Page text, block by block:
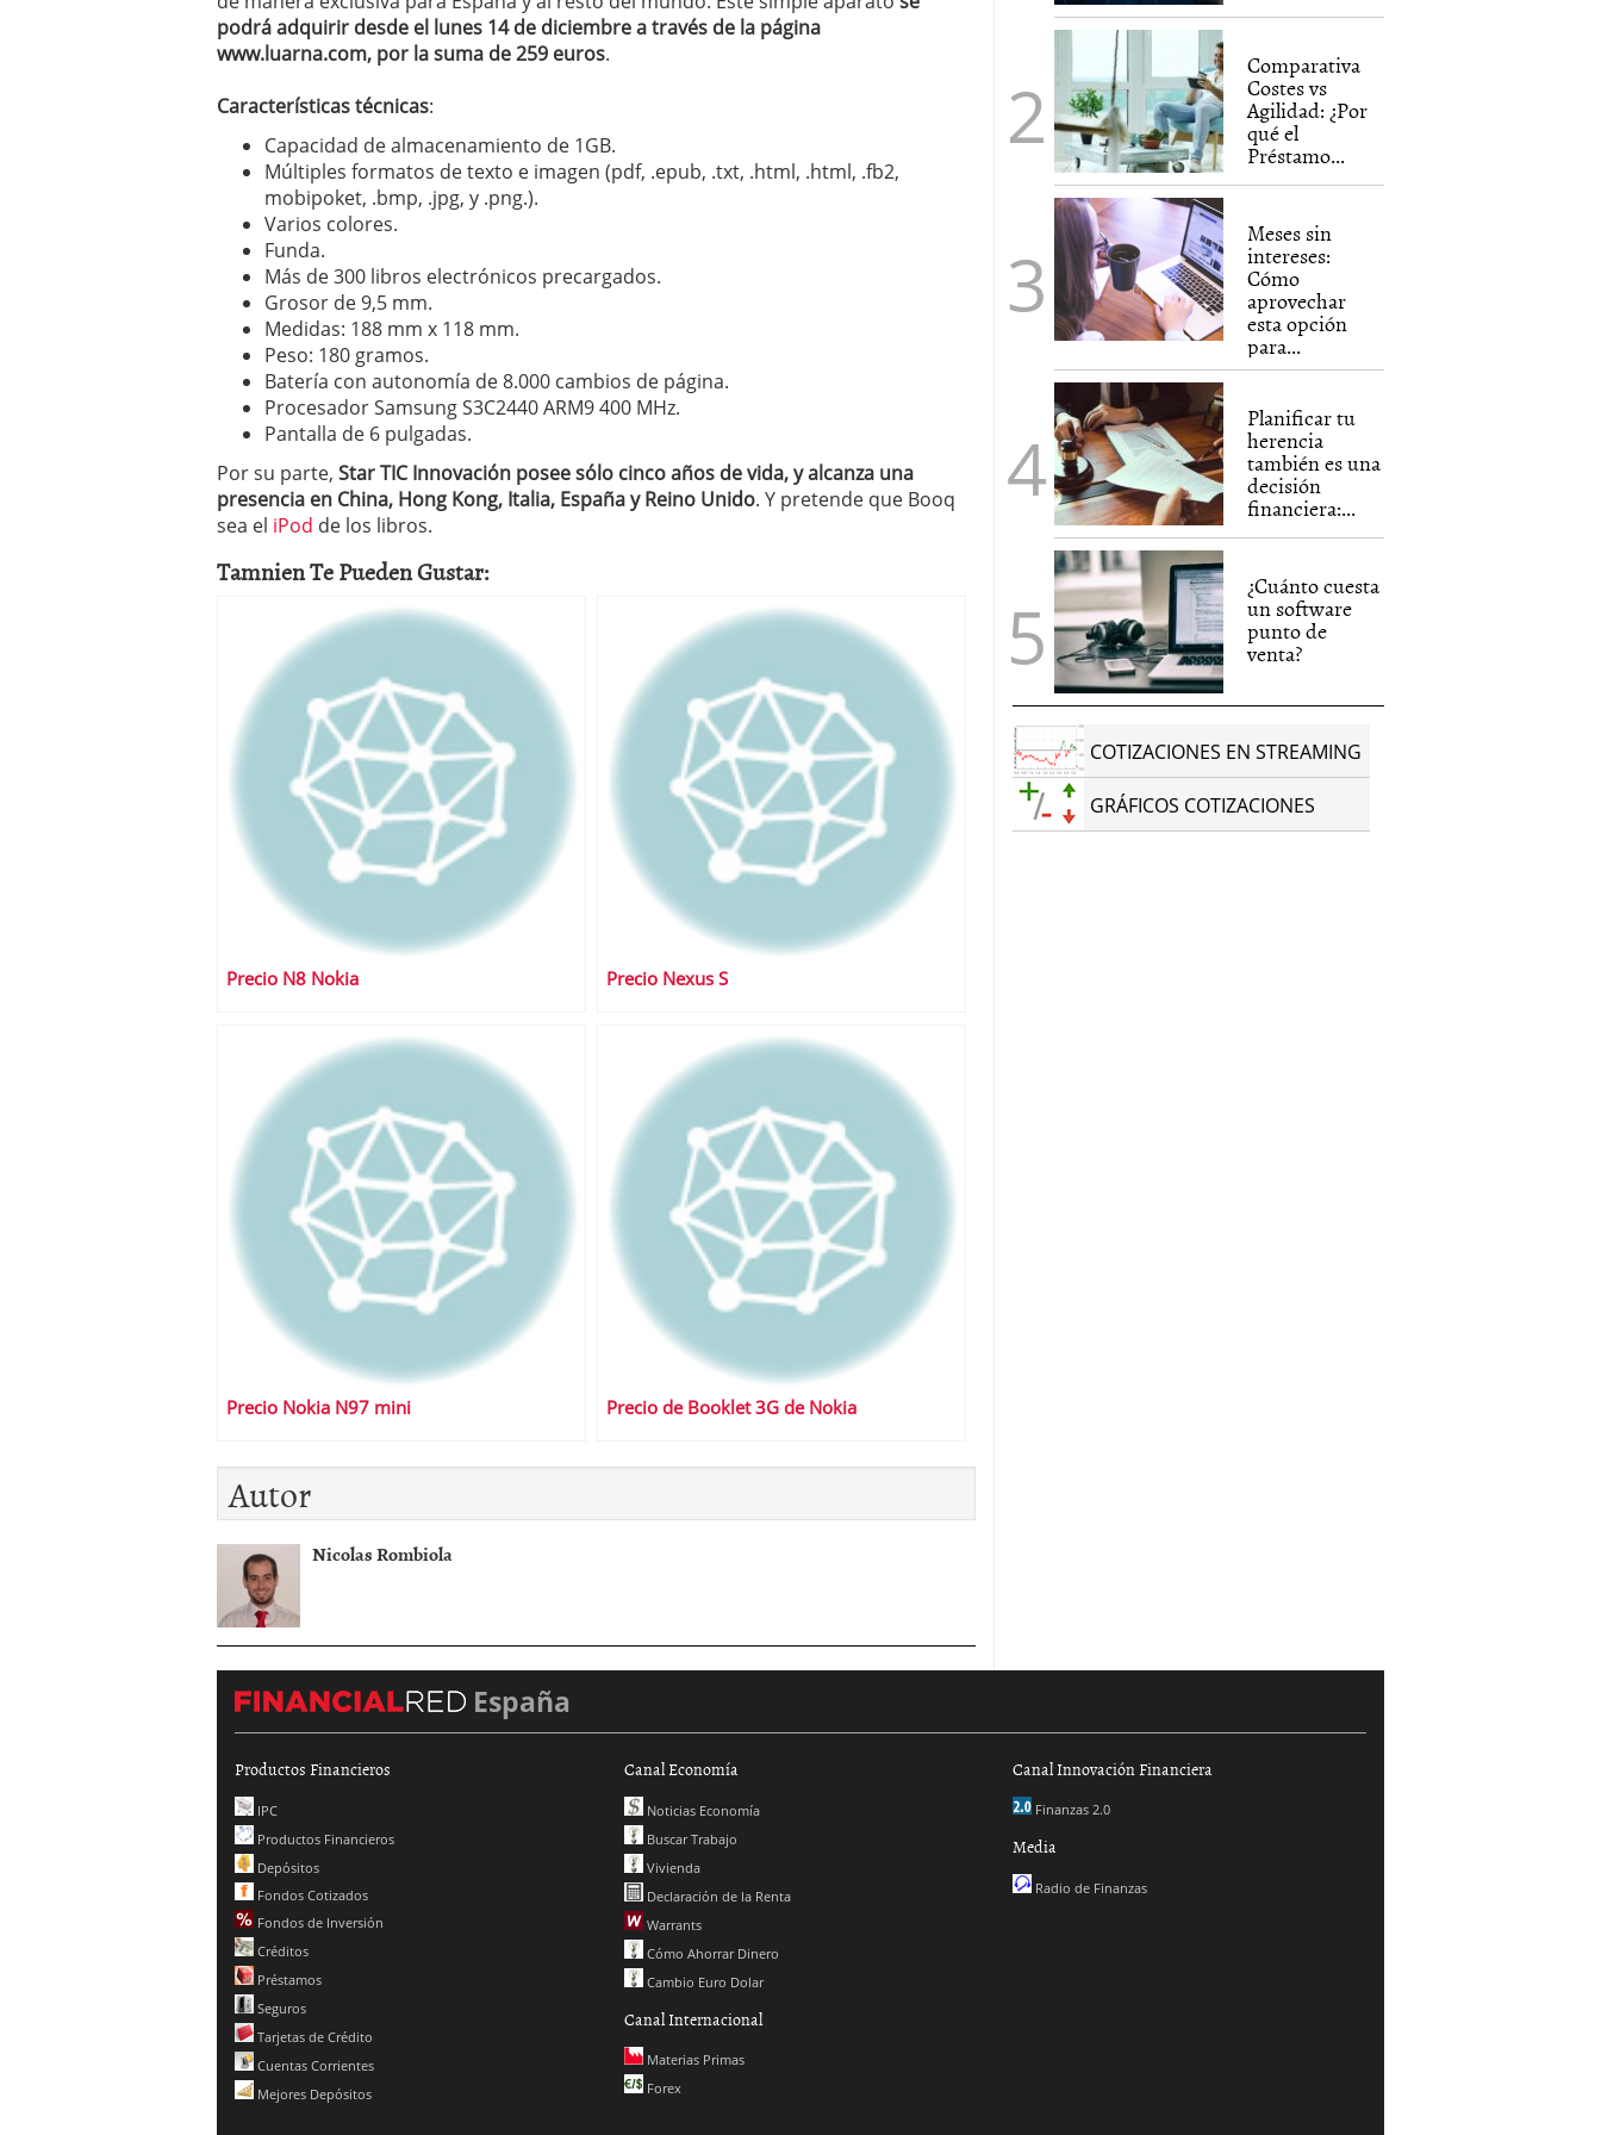
a los costes 21 de noviembre de 2025
¿Cuánto cuesta un software punto de venta? 3 de octubre de 2025
podrá adquirir desde el lunes 14 de diciembre a través de la página
www.luarna.com, por la suma de 259 euros.
Características técnicas:
Capacidad de almacenamiento de 1GB.
Múltiples formatos de texto e imagen (pdf, .epub, .txt, .html, .html, .fb2,
mobipoket, .bmp, .jpg, y .png.).
Varios colores.
Funda.
Más de 300 libros electrónicos precargados.
Grosor de 9,5 mm.
Medidas: 188 mm x 118 mm.
Peso: 180 gramos.
Batería con autonomía de 8.000 cambios de página.
Procesador Samsung S3C2440 ARM9 400 MHz.
Pantalla de 6 pulgadas.
Por su parte, Star TIC Innovación posee sólo cinco años de vida, y alcanza una
presencia en China, Hong Kong, Italia, España y Reino Unido. Y pretende que Booq
sea el iPod de los libros.
Tamnien Te Pueden Gustar:
Precio N8 Nokia Precio Nexus S
Precio Nokia N97 mini Precio de Booklet 3G de Nokia
Autor
Nicolas Rombiola
Comparativa
Costes vs
Agilidad: ¿Por
qué el
Préstamo...
Meses sin
intereses:
Cómo
aprovechar
esta opción
para...
Planificar tu
herencia
también es una
decisión
financiera:...
¿Cuánto cuesta
un software
punto de
venta?
COTIZACIONES EN STREAMING
GRÁFICOS COTIZACIONES
España
Productos Financieros
IPC
Productos Financieros
Depósitos
Fondos Cotizados
Fondos de Inversión
Créditos
Préstamos
Seguros
Tarjetas de Crédito
Cuentas Corrientes
Mejores Depósitos
Canal Economía
Noticias Economía
Buscar Trabajo
Vivienda
Declaración de la Renta
Warrants
Cómo Ahorrar Dinero
Cambio Euro Dolar
Canal Internacional
Materias Primas
Forex
Canal Innovación Financiera
Finanzas 2.0
Media
Radio de Finanzas